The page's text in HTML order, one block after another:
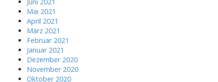
Mai 2021
April 2021
März 2021
Februar 2021
Januar 2021
Dezember 2020
November 2020
Oktober 2020